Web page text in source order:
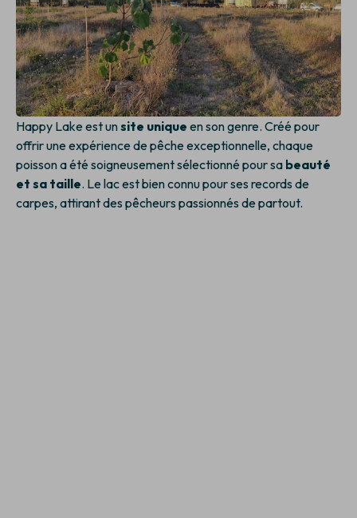
Happy Lake est unsite unique en son genre. Créé pour
offrir une expérience de pêche exceptionnelle, chaque
poisson a été soigneusement sélectionné pour sa beauté
et sa taille. Le lac est bien connu pour ses records de
carpes, attirant des pêcheurs passionnés de partout.